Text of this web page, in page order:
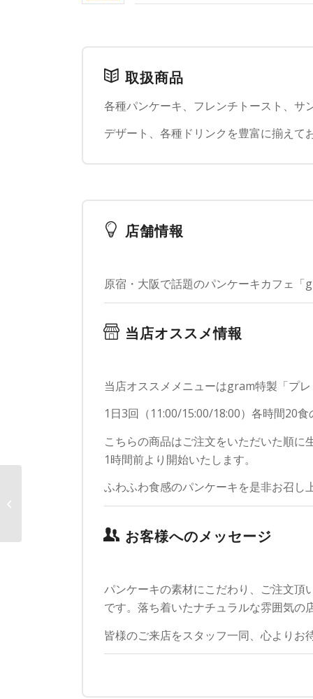
取扱商品
各種パンケーキ、フレンチトースト、サ
デザート、各種ドリンクを豊富に揃えて
店舗情報
原宿・大阪で話題のパンケーキカフェ
当店オススメ情報
当店オススメメニューはgram特製「プ
1日3回（11:00/15:00/18:00）各時間20
こちらの商品はご注文をいただいた順
1時間前より開始いたします。
ふわふわ食感のパンケーキを是非お召し
お客様へのメッセージ
パンケーキの素材にこだわり、ご注文
です。落ち着いたナチュラルな雰囲気
皆様のご来店をスタッフ一同、心よりお
中学生映画制作 アメ横